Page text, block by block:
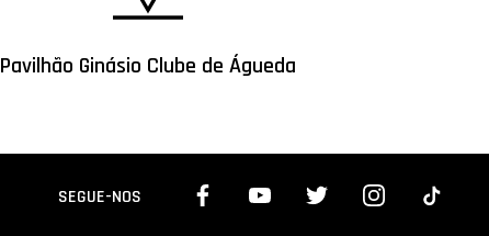
Pavilhão Ginásio Clube de Águeda
SEGUE-NOS